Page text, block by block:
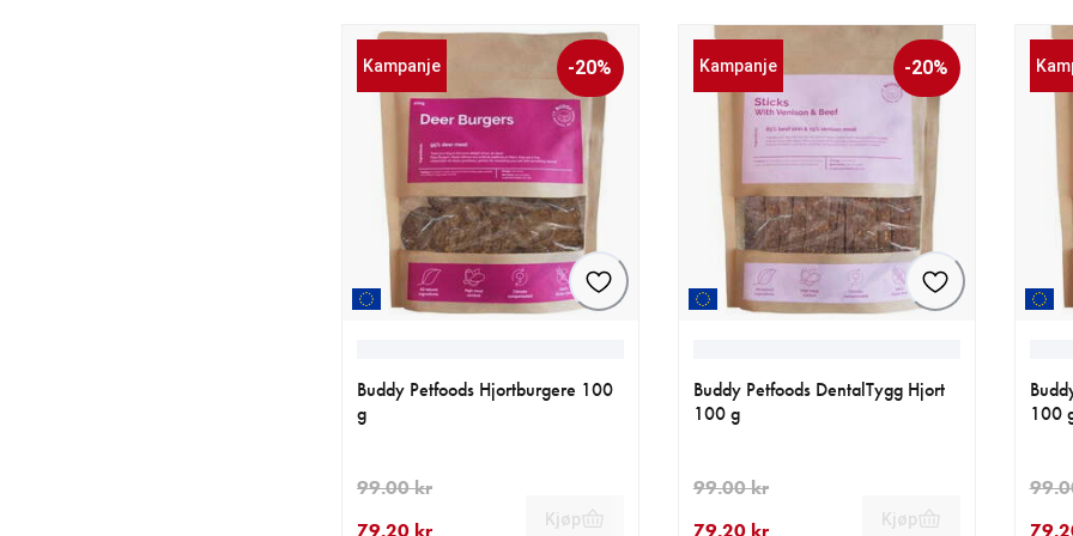
Kampanje -20%
Buddy Petfoods Hjortburgere 100
g
79.20 kr
99.00 kr
Kjøp
Kampanje -20%
Buddy Petfoods DentalTygg Hjort
100 g
79.20 kr
99.00 kr
Kjøp
100